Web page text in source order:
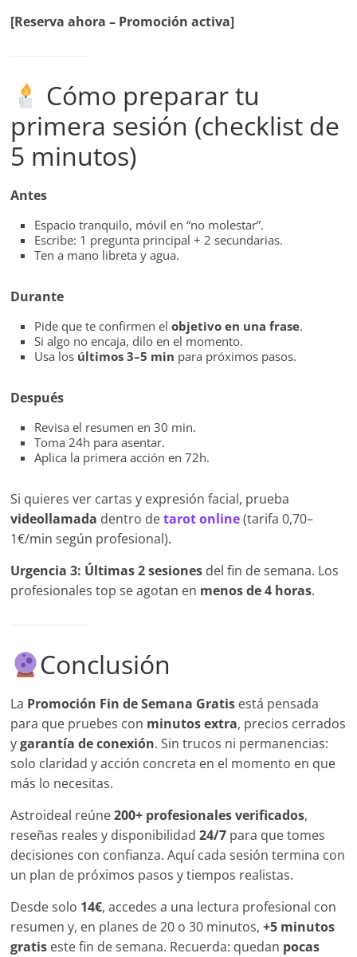
[Reserva ahora – Promoción activa]
Cómo preparar tu
primera sesión (checklist de
5 minutos)
Antes
Espacio tranquilo, móvil en “no molestar”.
Escribe: 1 pregunta principal + 2 secundarias.
Ten a mano libreta y agua.
Durante
Pide que te confirmen elobjetivo en una frase.
Si algo no encaja, dilo en el momento.
Usa los últimos 3–5 min para próximos pasos.
Después
Revisa el resumen en 30 min.
Toma 24h para asentar.
Aplica la primera acción en 72h.
Si quieres ver cartas y expresión facial, prueba
videollamada dentro detarot online(tarifa 0,70–
1€/min según profesional).
Urgencia 3: Últimas 2 sesiones del fin de semana. Los
profesionales top se agotan en menos de 4 horas.
Conclusión
La Promoción Fin de Semana Gratis está pensada
para que pruebes con minutos extra, precios cerrados
ygarantía de conexión. Sin trucos ni permanencias:
solo claridad y acción concreta en el momento en que
más lo necesitas.
Astroideal reúne200+ profesionales verificados,
reseñas reales y disponibilidad24/7 para que tomes
decisiones con confianza. Aquí cada sesión termina con
un plan de próximos pasos y tiempos realistas.
Desde solo 14€, accedes a una lectura profesional con
resumen y, en planes de 20 o 30 minutos,+5 minutos
gratis este fin de semana. Recuerda: quedan pocas